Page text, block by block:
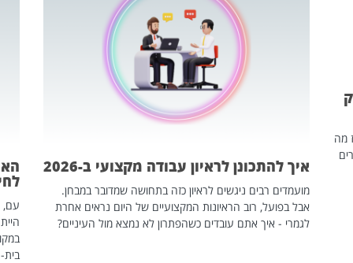
מה
איך להתכונן לראיון עבודה מקצועי ב-2026
מועמדים רבים ניגשים לראיון כזה בתחושה שמדובר במבחן.
אבל בפועל, רוב הראיונות המקצועיים של היום נראים אחרת
לגמרי - איך אתם עובדים כשהפתרון לא נמצא מול העיניים?
עם,